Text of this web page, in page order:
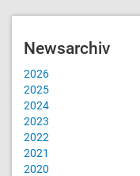
Newsarchiv
2026
2025
2024
2023
2022
2021
2020